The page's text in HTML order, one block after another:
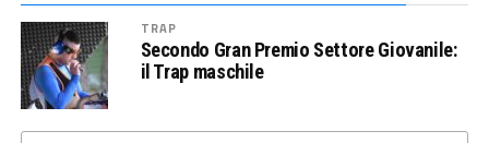
TRAP
Secondo Gran Premio Settore Giovanile:
il Trap maschile